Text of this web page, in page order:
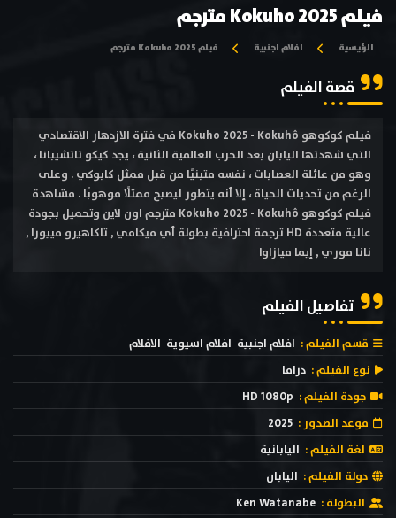
فيلم Kokuho 2025 مترجم
الرئيسية افلام اجنبية فيلم Kokuho 2025 مترجم
قصة الفيلم
فيلم كوكوهو Kokuho 2025 - Kokuhô في فترة الازدهار الاقتصادي
التي شهدتها اليابان بعد الحرب العالمية الثانية ، يجد كيكو تاتشيبانا ،
وهو من عائلة العصابات ، نفسه متبنيًا من قبل ممثل كابوكي . وعلى
الرغم من تحديات الحياة ، إلا أنه يتطور ليصبح ممثلًا موهوبًا . مشاهدة
فيلم كوكوهو Kokuho 2025 - Kokuhô مترجم اون لاين وتحميل بجودة
عالية متعددة HD ترجمة احترافية بطولة أي ميكامي , تاكاهيرو مييورا ,
نانا موري , إيما ميازاوا
تفاصيل الفيلم
قسم الفيلم : افلام اجنبية افلام اسيوية الافلام
نوع الفيلم : دراما
جودة الفيلم : HD 1080p
موعد الصدور : 2025
لغة الفيلم : اليابانية
دولة الفيلم : اليابان
البطولة : Ken Watanabe